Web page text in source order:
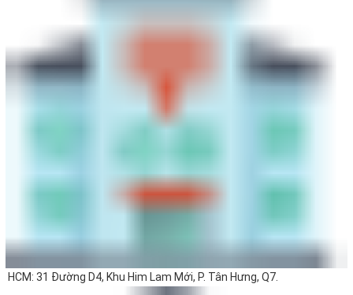
HCM: 31 Đường D4, Khu Him Lam Mới, P. Tân Hưng, Q7.